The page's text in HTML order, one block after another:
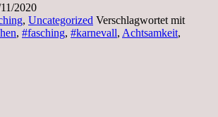
2020
, Uncategorized Verschlagwortet mit
, #fasching, #karnevall, Achtsamkeit,